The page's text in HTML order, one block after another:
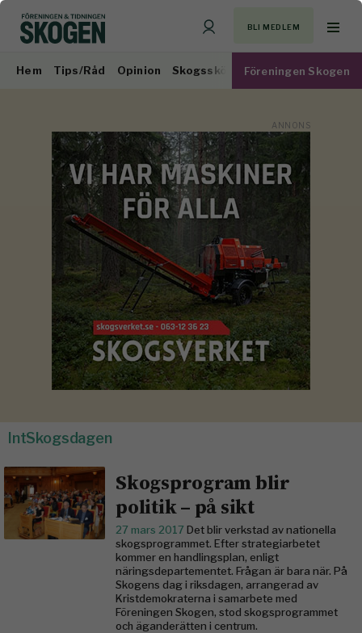
BLI MEDLEM
Hem Tips/Råd Opinion Skogsskötsel Virkesmarknad
Föreningen Skogen
IntSkogsdagen
Skogsprogram blir
politik – på sikt
27 mars 2017 Det blir verkstad av nationella
skogsprogrammet. Efter strategiarbetet
kommer en handlingsplan, enligt
näringsdepartementet. Frågan är bara när. På
Skogens dag i riksdagen, arrangerad av
Kristdemokraterna i samarbete med
Föreningen Skogen, stod skogsprogrammet
och äganderätten i centrum.